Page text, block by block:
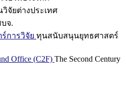
จัยต่างประเทศ
จ.
การวิจัย ทุนสนับสนุนยุทธศาสตร์
Office (C2F) The Second Century